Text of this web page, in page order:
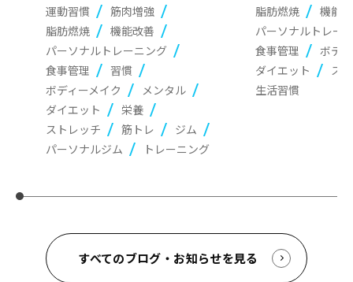
運動習慣
筋肉増強
脂肪燃焼
機能改善
パーソナルトレーニング
食事管理
習慣
ボディーメイク
メンタル
ダイエット
栄養
ストレッチ
筋トレ
ジム
パーソナルジム
トレーニング
脂肪燃焼
機能
パーソナルトレー
食事管理
ボデ
ダイエット
ス
生活習慣
すべてのブログ・お知らせを見る